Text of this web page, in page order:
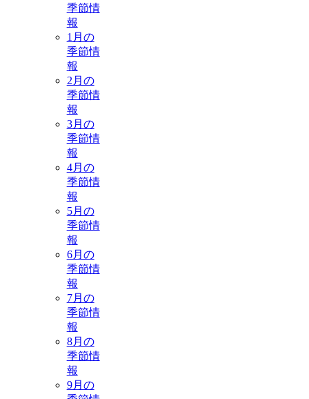
季節情
報
1月の
季節情
報
2月の
季節情
報
3月の
季節情
報
4月の
季節情
報
5月の
季節情
報
6月の
季節情
報
7月の
季節情
報
8月の
季節情
報
9月の